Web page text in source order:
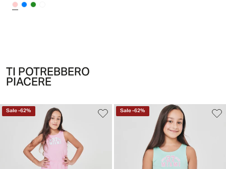
TI POTREBBERO
PIACERE
Sale-62% Sale-62%